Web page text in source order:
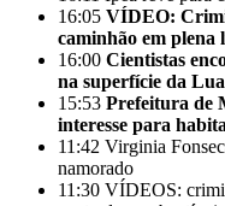
16:05 VÍDEO:
caminhão em plena
16:00 Cientistas
na superfície da Lua
15:53 Prefeitura de
interesse para
11:42 Virginia
namorado
11:30 VÍDEOS: